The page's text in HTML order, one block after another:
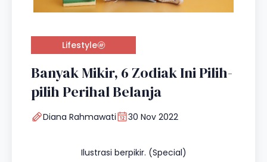
Lifestyle
Banyak Mikir, 6 Zodiak Ini Pilih-
pilih Perihal Belanja
Diana Rahmawati 30 Nov 2022
Ilustrasi berpikir. (Special)